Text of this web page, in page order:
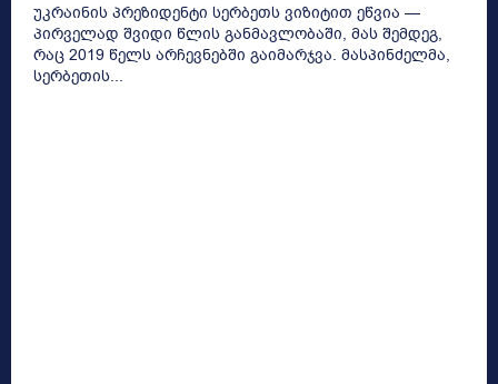
უკრაინის პრეზიდენტი სერბეთს ვიზიტით ეწვია —
პირველად შვიდი წლის განმავლობაში, მას შემდეგ,
რაც 2019 წელს არჩევნებში გაიმარჯვა. მასპინძელმა,
სერბეთის...